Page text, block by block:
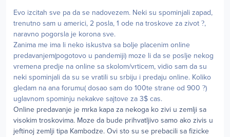
Evo izcitah sve pa da se nadovezem. Neki su spominjali zapad,
trenutno sam u americi, 2 posla, 1 ode na troskove za zivot ?,
naravno pogorsla je korona sve.
Zanima me ima li neko iskustva sa bolje placenim online
predavanjem(pogotovo u pandemiji) moze li da se poslje nekog
vremena predje na online sa skolom/vrticem, vidio sam da su
neki spominjali da su se vratili su srbiju i predaju online. Koliko
gledam na ana forumu( dosao sam do 100te strane od 900 ?)
uglavnom spominju nekakve sajtove za 3$ cas.
Online predavanje je mrka kapa za nekoga ko zivi u zemlji sa
visokim troskovima. Moze da bude prihvatljivo samo ako zivis u
jeftinoj zemlji tipa Kambodze. Ovi sto su se prebacili sa fizicke